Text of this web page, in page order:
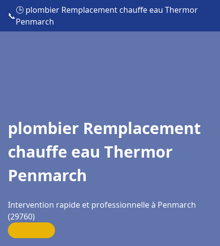
📞
🕒 plombier Remplacement chauffe eau Thermor
Penmarch
plombier Remplacement
chauffe eau Thermor
Penmarch
Intervention rapide et professionnelle à Penmarch
(29760)